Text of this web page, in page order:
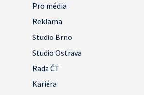
Pro média
Reklama
Studio Brno
Studio Ostrava
Rada ČT
Kariéra